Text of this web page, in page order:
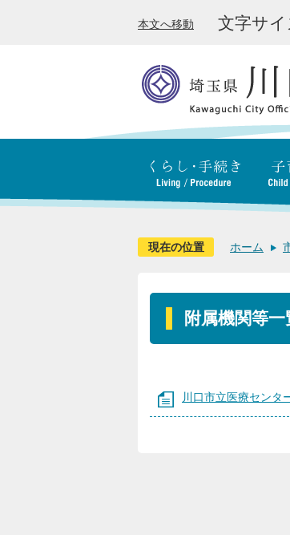
本文へ移動 文字サ
現在の位置 ホーム
附属機関等
川口市立医療センタ